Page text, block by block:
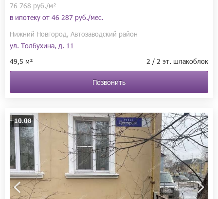
76 768 руб./м²
в ипотеку от 46 287 руб./мес.
Нижний Новгород, Автозаводский район
ул. Толбухина, д. 11
49,5 м²
2 / 2 эт. шлакоблок
Позвонить
10.08